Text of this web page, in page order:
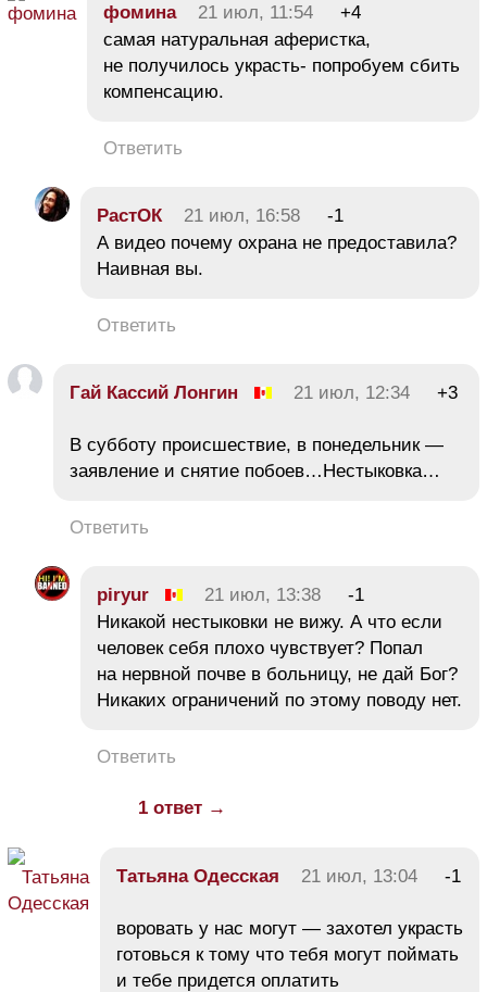
фомина 21 июл, 11:54
+4
самая натуральная аферистка,
не получилось украсть- попробуем сбить
компенсацию.
Ответить
РастОК 21 июл, 16:58
-1
А видео почему охрана не предоставила?
Наивная вы.
Ответить
Гай Кассий Лонгин 21 июл, 12:34 +3
В субботу происшествие, в понедельник —
заявление и снятие побоев…Нестыковка…
Ответить
piryur 21 июл, 13:38
-1
Никакой нестыковки не вижу. А что если
человек себя плохо чувствует? Попал
на нервной почве в больницу, не дай Бог?
Никаких ограничений по этому поводу нет.
Ответить
1 ответ →
Татьяна Одесская 21 июл, 13:04 -1
воровать у нас могут — захотел украсть
готовься к тому что тебя могут поймать
и тебе придется оплатить